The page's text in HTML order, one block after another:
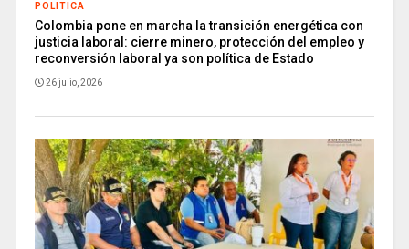
POLITICA
Colombia pone en marcha la transición energética con
justicia laboral: cierre minero, protección del empleo y
reconversión laboral ya son política de Estado
26 julio, 2026